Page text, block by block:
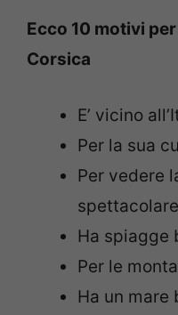
Ecco 10 motivi
Corsica
E’ vicino
Per la sua
Per vedere
spettacolare
Ha spiagge
Per le
Ha un mare